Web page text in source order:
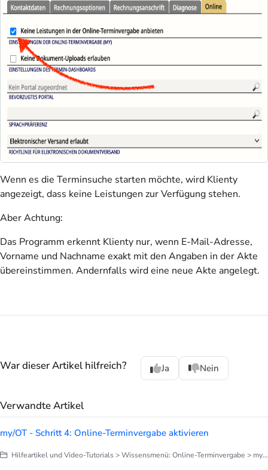
Wenn es die Terminsuche starten möchte, wird Klienty
angezeigt, dass keine Leistungen zur Verfügung stehen.
AberAchtung:
Das Programm erkennt Klienty nur, wenn E-Mail-Adresse,
Vorname und Nachname exakt mit den Angaben in der Akte
übereinstimmen. Andernfalls wird eine neue Akte angelegt.
War dieser Artikel hilfreich? Ja Nein
Verwandte Artikel
my/OT - Schritt 4: Online-Terminvergabe aktivieren
Hilfeartikel und Video-Tutorials > Wissensmenü: Online-Terminvergabe > my/OT: Online-Terminvergabe einrichten